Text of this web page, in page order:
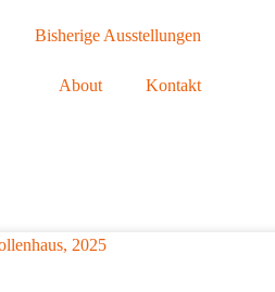
Bisherige Ausstellungen
About Kontakt